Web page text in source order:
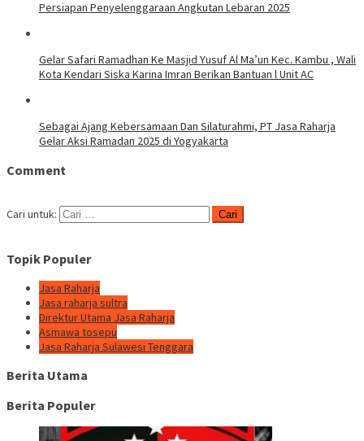
Persiapan Penyelenggaraan Angkutan Lebaran 2025
Gelar Safari Ramadhan Ke Masjid Yusuf Al Ma’un Kec. Kambu , Wali
Kota Kendari Siska Karina Imran Berikan Bantuan l Unit AC
Sebagai Ajang Kebersamaan Dan Silaturahmi, PT Jasa Raharja
Gelar Aksi Ramadan 2025 di Yogyakarta
Comment
Cari untuk:
Topik Populer
Jasa Raharja
Jasa raharja sultra
Direktur Utama Jasa Raharja
Asmawa tosepu
Jasa Raharja Sulawesi Tenggara
Berita Utama
Berita Populer